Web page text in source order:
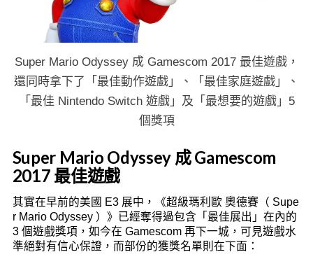
Super Mario Odyssey 成 Gamescom 2017 最佳遊戲，
還同時拿下了「最佳動作遊戲」、「最佳家庭遊戲」、
「最佳 Nintendo Switch 遊戲」及「最想要的遊戲」5
個獎項
Super Mario Odyssey 成 Gamescom
2017 最佳遊戲
其實在早前的美國 E3 展中，《超級瑪利歐 奧德賽（ Supe
r Mario Odyssey ）》已經奪得過包含「最佳展出」在內的
3 個遊戲獎項，如今在 Gamescom 再下一城，可見遊戲水
準絕對有信心保證，而部份的獲獎名單則在下面：